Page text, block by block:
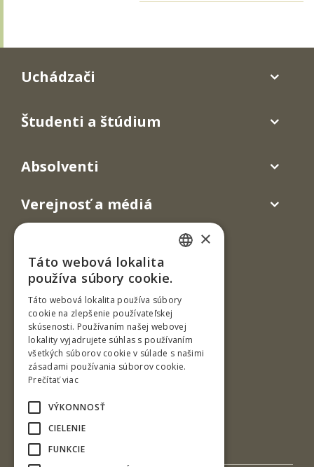
Ul. T. G. Masaryka 24
960 01 Zvolen
Uchádzači
Študenti a štúdium
Absolventi
Verejnosť a médiá
×
Táto webová lokalita
používa súbory cookie.
Táto webová lokalita používa súbory
cookie na zlepšenie používateľskej
skúsenosti. Používaním našej webovej
lokality vyjadrujete súhlas s používaním
všetkých súborov cookie v súlade s našimi
zásadami používania súborov cookie.
Prečítať viac
VÝKONNOSŤ
CIELENIE
FUNKCIE